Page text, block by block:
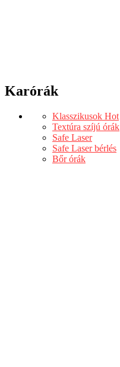
Karórák
Klasszikusok Hot
Textúra szíjú órák
Safe Laser
Safe Laser bérlés
Bőr órák